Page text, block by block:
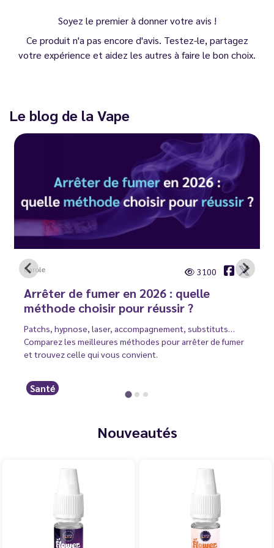
Soyez le premier à donner votre avis !
Ce produit n'a pas encore d'avis. Testez-le, partagez
votre expérience et aidez les autres à faire le bon choix.
Le blog de la Vape
Carole 3100
Arrêter de fumer en 2026 : quelle
méthode choisir pour réussir ?
Patchs, hypnose, laser, accompagnement, substituts…
Comparez les meilleures méthodes pour arrêter de fumer
et trouvez celle qui vous convient.
Santé
Nouveautés